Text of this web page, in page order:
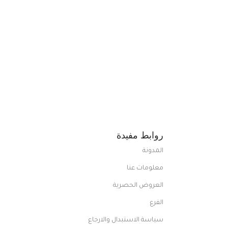
روابط مفيدة
المدونة
معلومات عنا
العروض الحصرية
الفرع
سياسة الاستبدال والارجاع